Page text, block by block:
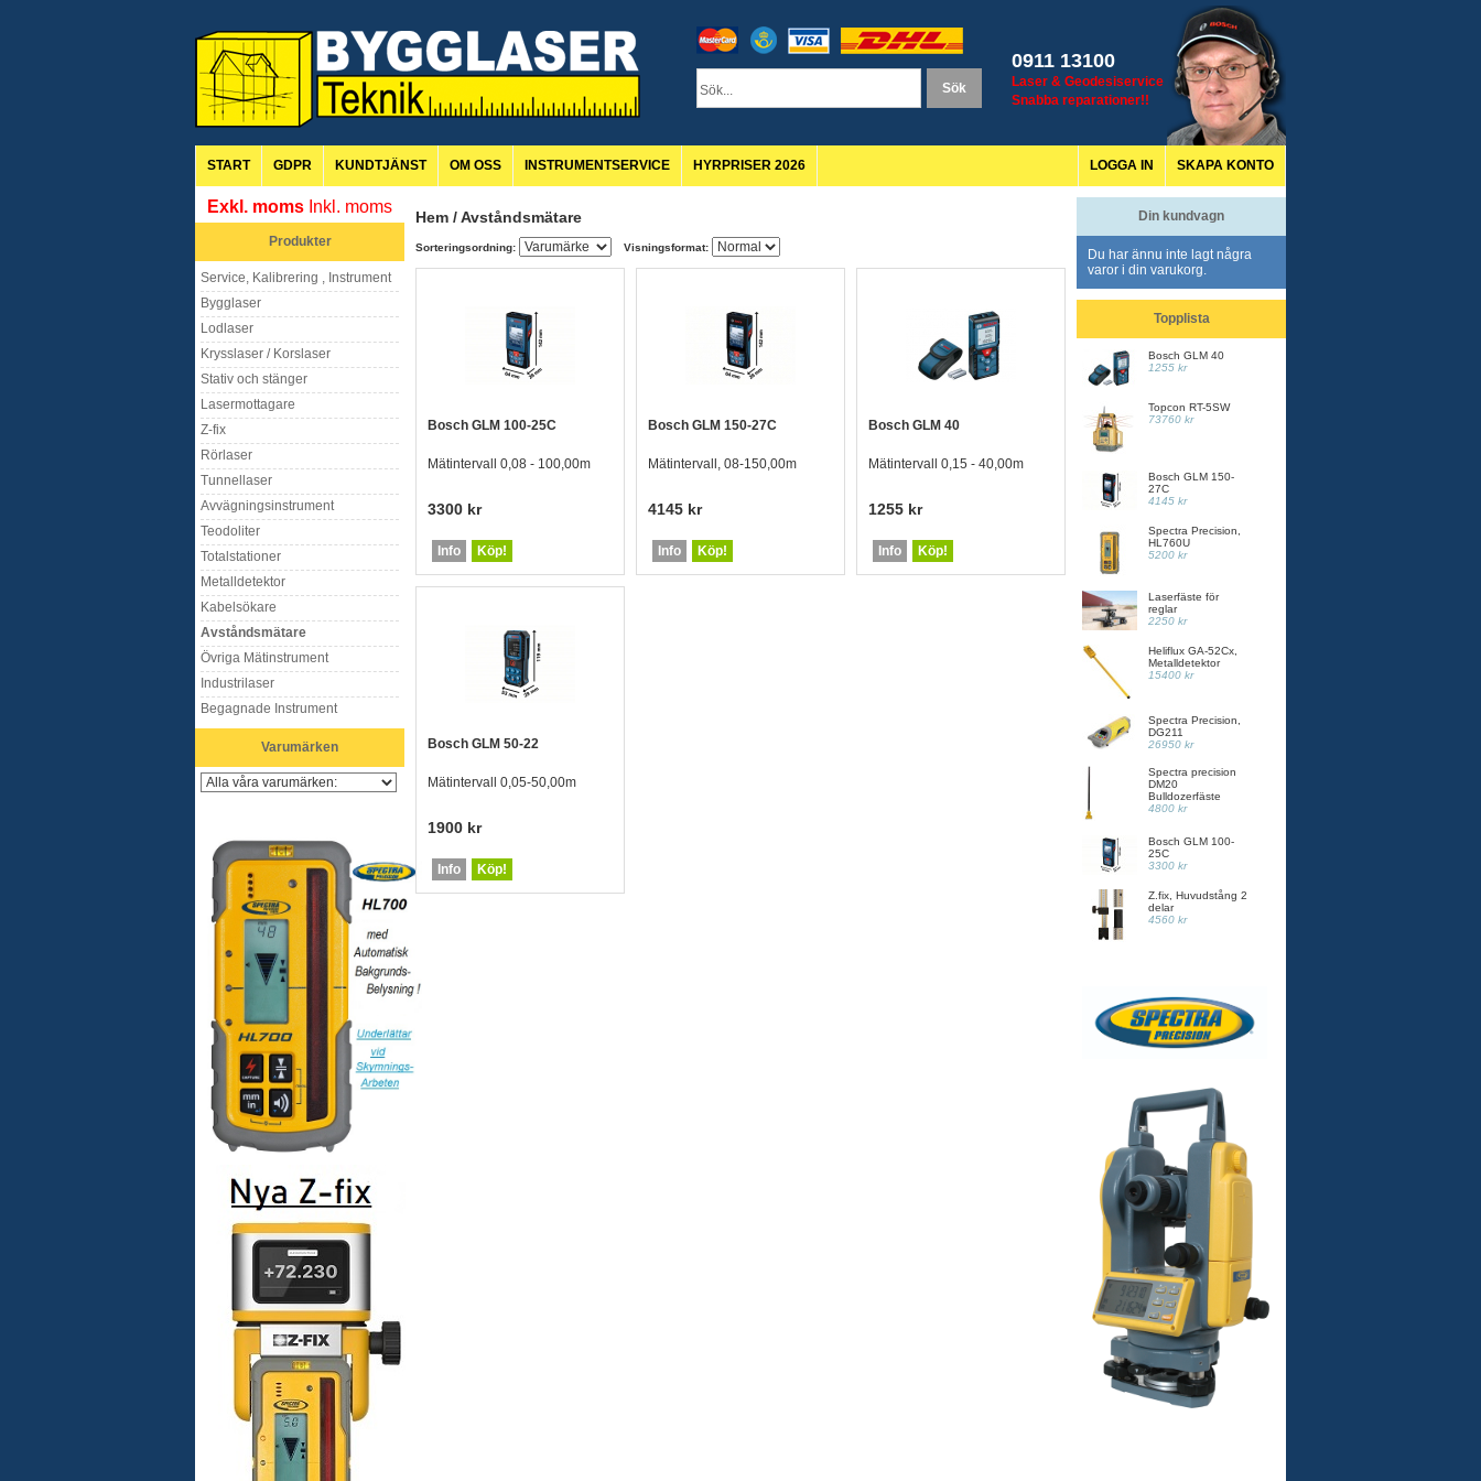
0911 13100
Laser & Geodesiservice
Snabba reparationer!!
START GDPR KUNDTJÄNST OM OSS INSTRUMENTSERVICE HYRPRISER 2026 LOGGA IN SKAPA KONTO
Exkl. moms Inkl. moms
Produkter
Service, Kalibrering , Instrument
Bygglaser
Lodlaser
Krysslaser / Korslaser
Stativ och stänger
Lasermottagare
Z-fix
Rörlaser
Tunnellaser
Avvägningsinstrument
Teodoliter
Totalstationer
Metalldetektor
Kabelsökare
Avståndsmätare
Övriga Mätinstrument
Industrilaser
Begagnade Instrument
Varumärken
Hem /Avståndsmätare
Sorteringsordning: Visningsformat:
Bosch GLM 100-25C
Mätintervall 0,08 - 100,00m
3300 kr
Info Köp!
Bosch GLM 150-27C
Mätintervall, 08-150,00m
4145 kr
Info Köp!
Bosch GLM 40
Mätintervall 0,15 - 40,00m
1255 kr
Info Köp!
Bosch GLM 50-22
Mätintervall 0,05-50,00m
1900 kr
Info Köp!
Din kundvagn
Du har ännu inte lagt några
varor i din varukorg.
Topplista
Bosch GLM 40
1255 kr
Topcon RT-5SW
73760 kr
Bosch GLM 150-
27C
4145 kr
Spectra Precision,
HL760U
5200 kr
Laserfäste för
reglar
2250 kr
Heliflux GA-52Cx,
Metalldetektor
15400 kr
Spectra Precision,
DG211
26950 kr
Spectra precision
DM20
Bulldozerfäste
4800 kr
Bosch GLM 100-
25C
3300 kr
Z.fix, Huvudstång 2
delar
4560 kr